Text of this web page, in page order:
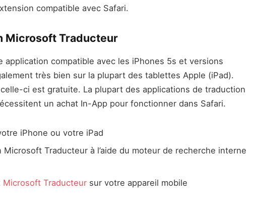
compatible avec Safari.
Microsoft Traducteur
application compatible avec les iPhones 5s et versions
très bien sur la plupart des tablettes Apple (iPad).
ci est gratuite. La plupart des applications de traduction
un achat In-App pour fonctionner dans Safari.
iPhone ou votre iPad
Microsoft Traducteur à l’aide du moteur de recherche interne
Microsoft Traducteur sur votre appareil mobile